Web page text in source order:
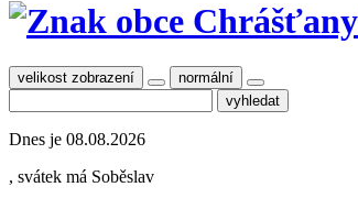
velikost zobrazení normální
Dnes je 08.08.2026
, svátek má Soběslav